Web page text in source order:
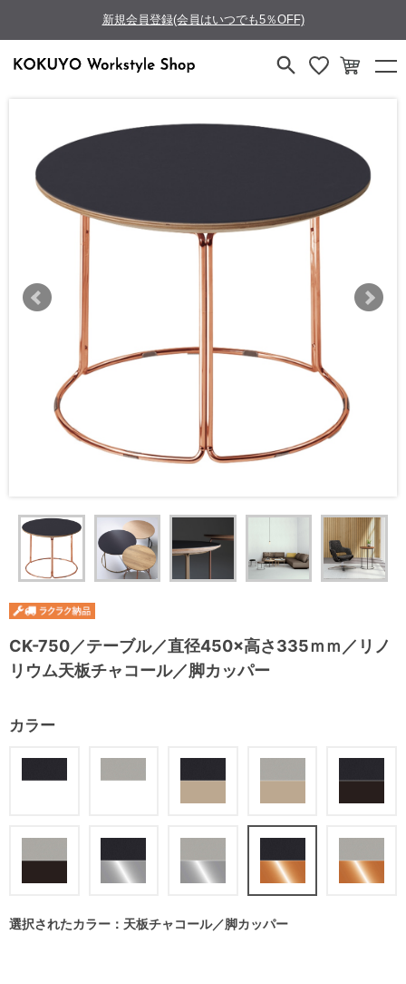
新規会員登録(会員はいつでも5％OFF)
CK-750／テーブル／直径450×高さ335ｍｍ／リノ
リウム天板チャコール／脚カッパー
カラー
選択されたカラー：天板チャコール／脚カッパー